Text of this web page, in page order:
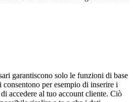
garantiscono solo le funzioni di base
per esempio di inserire i
accedere al tuo account cliente. Ciò